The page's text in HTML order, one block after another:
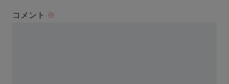
コメント ※